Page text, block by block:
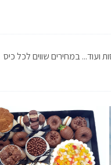
ועוד... במחירים שווים לכל כיס